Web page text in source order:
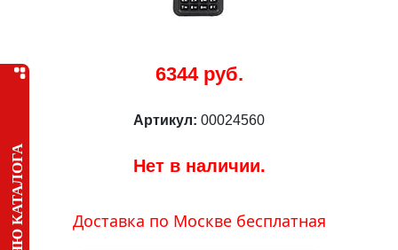
МЕНЮ КАТАЛОГА
6344 руб.
Артикул: 00024560
Нет в наличии.
Доставка по Москве бесплатная